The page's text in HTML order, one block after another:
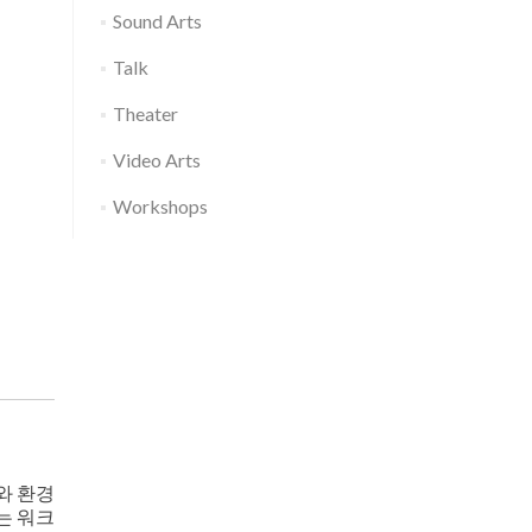
환경
워크
Sound Arts
Talk
Theater
Video Arts
Workshops